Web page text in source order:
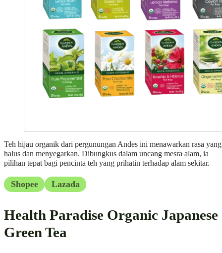
Teh hijau organik dari pergunungan Andes ini menawarkan rasa yang
halus dan menyegarkan. Dibungkus dalam uncang mesra alam, ia
pilihan tepat bagi pencinta teh yang prihatin terhadap alam sekitar.
Shopee Lazada
Health Paradise Organic Japanese
Green Tea